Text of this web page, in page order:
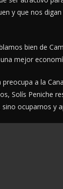
y que nos
bien de
mejor
preocupa a la
Solís Peniche
ocuparnos y